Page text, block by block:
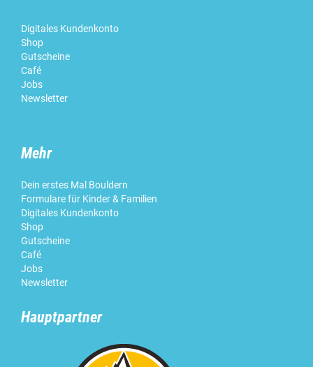
Digitales Kundenkonto
Shop
Gutscheine
Café
Jobs
Newsletter
Mehr
Dein erstes Mal Bouldern
Formulare für Kinder & Familien
Digitales Kundenkonto
Shop
Gutscheine
Café
Jobs
Newsletter
Hauptpartner